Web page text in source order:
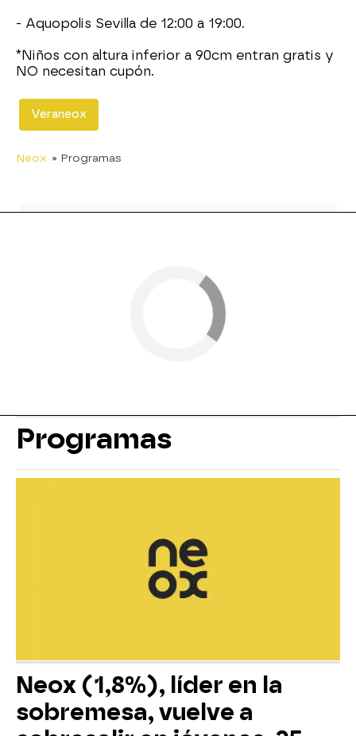
- Aquopolis Sevilla de 12:00 a 19:00.
*Niños con altura inferior a 90cm entran gratis y
NO necesitan cupón.
Veraneox
Neox » Programas
Programas
Neox (1,8%), líder en la
sobremesa, vuelve a